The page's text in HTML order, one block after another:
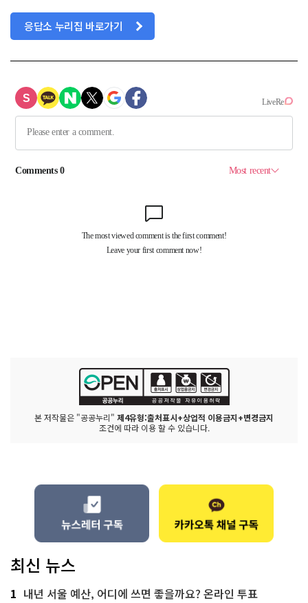
응답소 누리집 바로가기
본 저작물은 "공공누리" 제4유형:출처표시+상업적 이용금지+변경금지
조건에 따라 이용 할 수 있습니다.
최신 뉴스
1 내년 서울 예산, 어디에 쓰면 좋을까요? 온라인 투표